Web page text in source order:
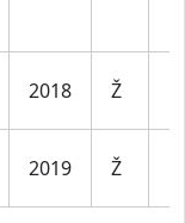
2018 Ž
2019 Ž